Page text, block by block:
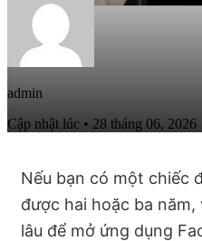
admin
Cập nhật lúc • 28 tháng 06, 2026
Nếu bạn có một chiếc
được hai hoặc ba
lâu để mở ứng dụng